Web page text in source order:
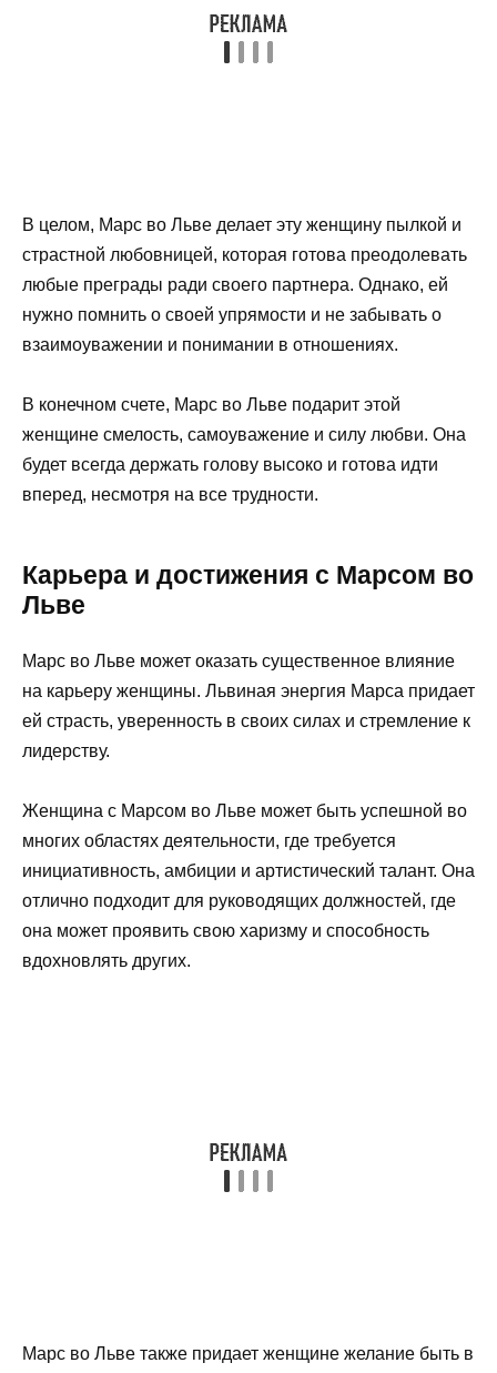
В целом, Марс во Льве делает эту женщину пылкой и
страстной любовницей, которая готова преодолевать
любые преграды ради своего партнера. Однако, ей
нужно помнить о своей упрямости и не забывать о
взаимоуважении и понимании в отношениях.
В конечном счете, Марс во Льве подарит этой
женщине смелость, самоуважение и силу любви. Она
будет всегда держать голову высоко и готова идти
вперед, несмотря на все трудности.
Карьера и достижения с Марсом во
Льве
Марс во Льве может оказать существенное влияние
на карьеру женщины. Львиная энергия Марса придает
ей страсть, уверенность в своих силах и стремление к
лидерству.
Женщина с Марсом во Льве может быть успешной во
многих областях деятельности, где требуется
инициативность, амбиции и артистический талант. Она
отлично подходит для руководящих должностей, где
она может проявить свою харизму и способность
вдохновлять других.
Марс во Льве также придает женщине желание быть в